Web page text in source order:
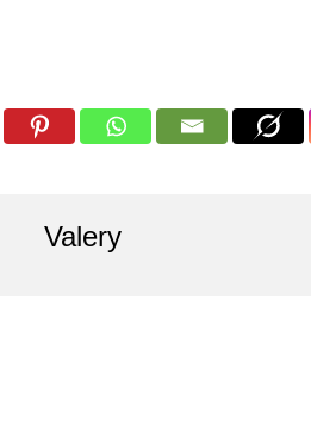
Valery